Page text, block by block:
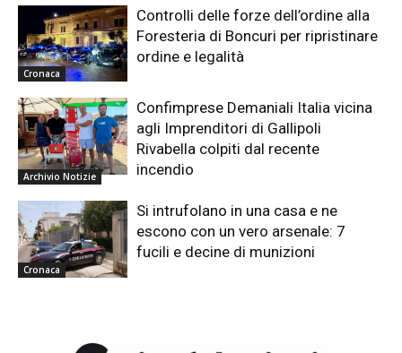
Cronaca
Controlli delle forze dell’ordine alla
Foresteria di Boncuri per ripristinare
ordine e legalità
Archivio Notizie
Confimprese Demaniali Italia vicina
agli Imprenditori di Gallipoli
Rivabella colpiti dal recente
incendio
Cronaca
Si intrufolano in una casa e ne
escono con un vero arsenale: 7
fucili e decine di munizioni